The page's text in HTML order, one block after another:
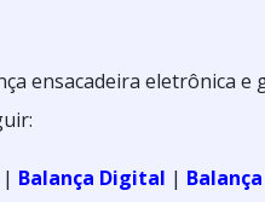
ensacadeira eletrônica
| Balança Digital |